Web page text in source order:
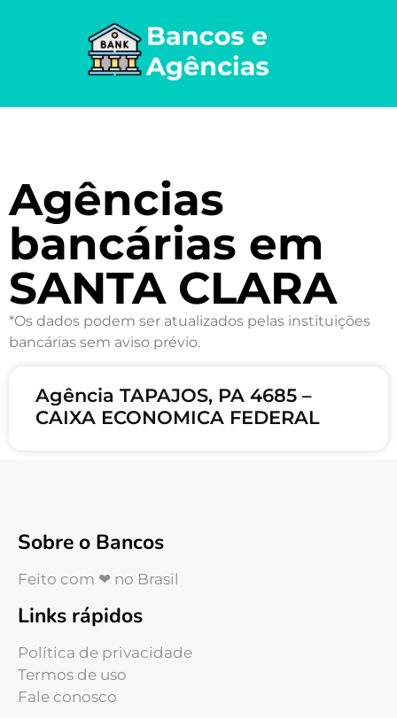
Agências
bancárias em
SANTA CLARA
*Os dados podem ser atualizados pelas instituições
bancárias sem aviso prévio.
Agência TAPAJOS, PA 4685 –
CAIXA ECONOMICA FEDERAL
Sobre o Bancos
Feito com ❤ no Brasil
Links rápidos
Política de privacidade
Termos de uso
Fale conosco